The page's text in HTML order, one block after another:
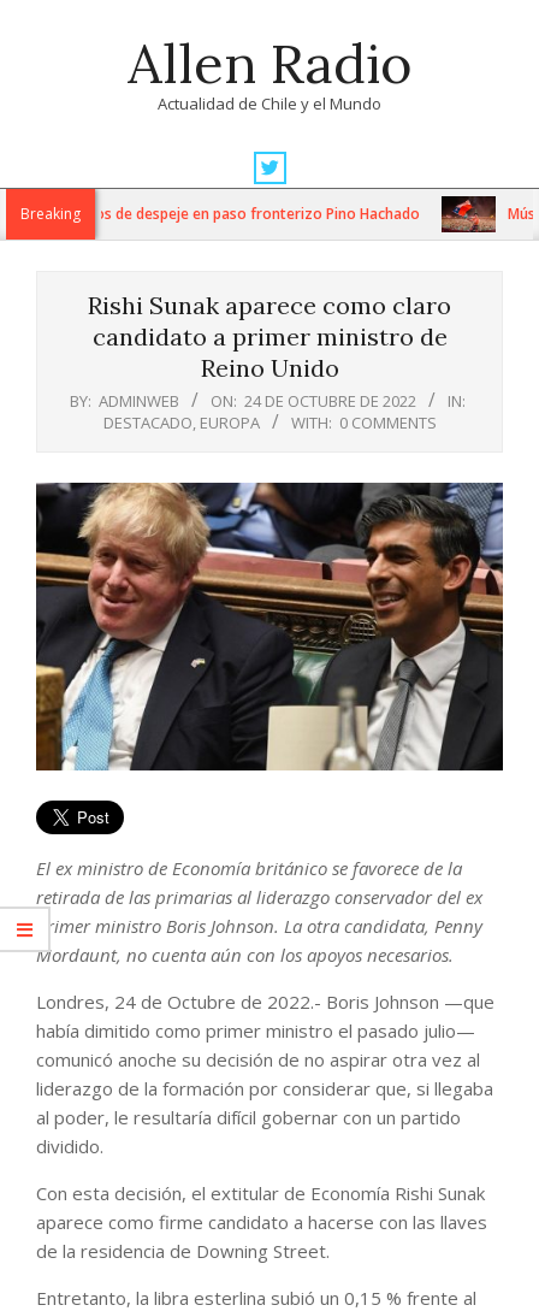
Allen Radio
Actualidad de Chile y el Mundo
Navigation
MenuBreaking
trabajos de despeje en paso fronterizo Pino Hachado
Rishi Sunak aparece como claro
candidato a primer ministro de
Reino Unido
BY: ADMINWEB ON: 24 DE OCTUBRE DE 2022
IN:
DESTACADO, EUROPA WITH: 0 COMMENTS
El ex ministro de Economía británico se favorece de la
retirada de las primarias al liderazgo conservador del ex
primer ministro Boris Johnson. La otra candidata, Penny
Mordaunt, no cuenta aún con los apoyos necesarios.
Londres, 24 de Octubre de 2022.- Boris Johnson —que
había dimitido como primer ministro el pasado julio—
comunicó anoche su decisión de no aspirar otra vez al
liderazgo de la formación por considerar que, si llegaba
al poder, le resultaría difícil gobernar con un partido
dividido.
Con esta decisión, el extitular de Economía Rishi Sunak
aparece como firme candidato a hacerse con las llaves
de la residencia de Downing Street.
Entretanto, la libra esterlina subió un 0,15 % frente al